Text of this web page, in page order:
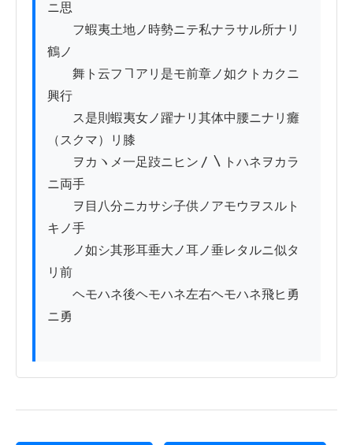
ニ思
フ蝦夷土地ノ時勢ニテ私ナラサル所ナリ
鶴ノ
舞ト云フヿアリ是モ前章ノ如クトカクニ
興行
ス是則蝦夷女ノ躍ナリ其体中腰ニナリ癱
（スクマ）リ膝
ヲカヽメ一足跂ニヒン〳〵トハネヲカラ
ニ両手
ヲ目八分ニカサシ子供ノアモウヲスルト
キノ手
ノ如シ其形耳垂大ノ耳ノ垂レタルニ似タ
リ前
ヘモハネ後ヘモハネ左右ヘモハネ飛ヒ勇
ニ勇